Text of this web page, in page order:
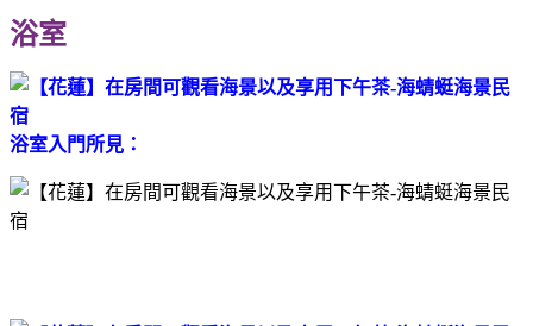
浴室
浴室入門所見：